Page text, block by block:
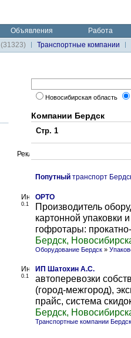
Объявления
Работа
(31323)
Транспортные компании
Новосибирская область
Компании Бердск
Стр. 1
Попутный транспорт
0.1
ОРТО
Производитель
картонной упаковки
гофротары:
Бердск,
Оборудование Бердск »
0.1
ИП Шатохин А.С.
автоперевозки
(город-межгород),
прайс, система
Бердск,
Транспортные компании Бердск